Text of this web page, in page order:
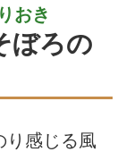
おき
ぼろの
り感じる風